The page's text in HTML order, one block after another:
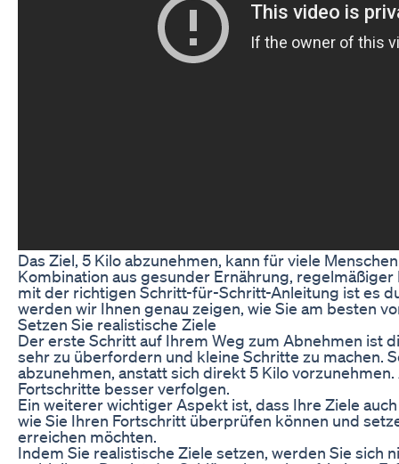
Das Ziel, 5 Kilo abzunehmen, kann für viele
Kombination aus gesunder Ernährung,
mit der richtigen Schritt-für-Schritt-Anleitung ist es
werden wir Ihnen genau zeigen, wie Sie am besten
Setzen Sie realistische Ziele
Der erste Schritt auf Ihrem Weg zum Abnehmen ist
sehr zu überfordern und kleine Schritte zu machen.
abzunehmen, anstatt sich direkt 5 Kilo
Fortschritte besser verfolgen.
Ein weiterer wichtiger Aspekt ist, dass Ihre Ziele
wie Sie Ihren Fortschritt überprüfen können und
erreichen möchten.
Indem Sie realistische Ziele setzen, werden Sie